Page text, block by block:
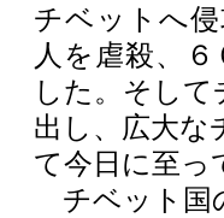
チベットへ
人を虐殺、
した。そし
出し、広大な
て今日に至っ
チベット国